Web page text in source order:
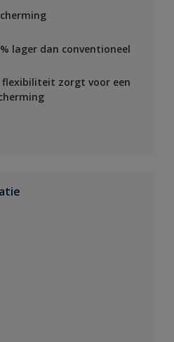
lager dan conventioneel
flexibiliteit zorgt voor een